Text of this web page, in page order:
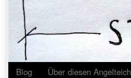
Blog Über diesen Angelteich